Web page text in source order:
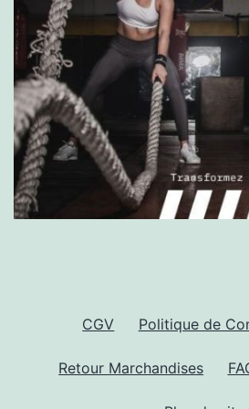
CGV Politique de
Retour Marchandises